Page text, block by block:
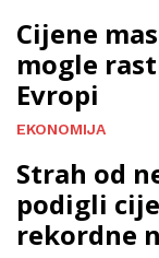
Cijene
mogle
Evropi
EKONOMIJA
Strah od
podigli
rekordne